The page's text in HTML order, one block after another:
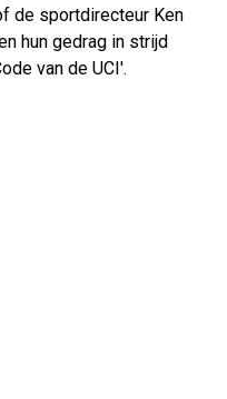
de sportdirecteur Ken
hun gedrag in strijd
van de UCI'.